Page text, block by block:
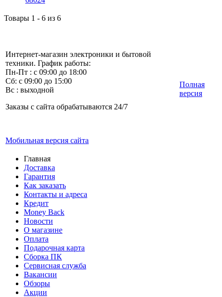
Товары 1 - 6 из 6
Интернет-магазин электроники и бытовой
техники. График работы:
Пн-Пт : с 09:00 до 18:00
Сб: с 09:00 до 15:00
Вс : выходной
Заказы с сайта обрабатываются 24/7
Мобильная версия сайта
Полная
версия
Главная
Доставка
Гарантия
Как заказать
Контакты и адреса
Кредит
Money Back
Новости
О магазине
Оплата
Подарочная карта
Сборка ПК
Сервисная служба
Вакансии
Обзоры
Акции